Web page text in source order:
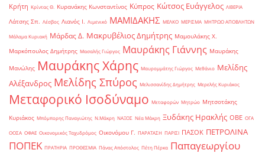
Κρήτη Κρίντας Θ. Κυρανάκης Κωνσταντίνος Κύπρος Κώτσος Ευάγγελος ΛΙΒΕΡΙΑ
Λάτσης Σπ. Λέσβος Λιανός Ι. Λιμενικό ΜΑΜΙΔΑΚΗΣ ΜΕΛΚΟ ΜΕΡΙΣΜΑ ΜΗΤΡΩΟ ΑΠΟΒΛΗΤΩΝ
Μάλαμα Κυριακή Μάρδας Δ. Μακρυβέλιος Δημήτρης Μαμουλάκης Χ.
Μαρκόπουλος Δημήτρης Μασαλής Γιώργος Μαυράκης Γιάννης Μαυράκης
Μανώλης Μαυράκης Χάρης Μαυρομμάτης Γιώργος Μεθάνιο Μελίδης
Αλέξανδρος Μελίδης Σπύρος Μελισσανίδης Δημήτρης Μερελής Κυριάκος
Μεταφορικό Ισοδύναμο Μεταφορών Μητρώο Μητσοτάκης
Κυριάκος Μπόμπορης Παναγιώτης Ν.Μάκρη ΝΑΞΟΣ Νέα Μάκρη Ξυδάκης Ηρακλής ΟΒΕ ΟΓΑ
ΟΟΣΑ ΟΦΑΕ Οικονομικός Ταχυδρόμος Οικονόμου Γ. ΠΑΡΑΤΑΣΗ ΠΑΡΙΣΙ ΠΑΣΟΚ ΠΕΤΡΟΛΙΝΑ
ΠΟΠΕΚ ΠΡΑΤΗΡΙΑ ΠΡΟΘΕΣΜΙΑ Πάνας Απόστολος Πέτη Πέρκα Παπαγεωργίου